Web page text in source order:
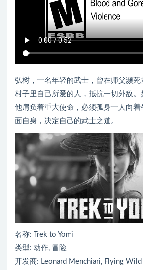
弘树，一名年轻的武士，曾在师父濒死
村子里自己所爱的人，抵抗一切外敌。
他肩负着重大使命，必须孤身一人向着
面自身，决定自己的武士之道。
名称: Trek to Yomi
类型: 动作, 冒险
开发商: Leonard Menchiari, Flying